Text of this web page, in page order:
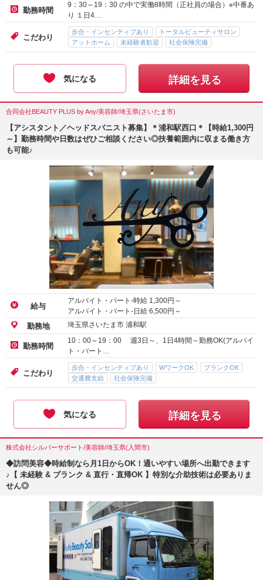
勤務時間
9：30～19：30 の中で実働8時間（正社員の場合）※中番あ
り １日4…
こだわり
歩合・インセンティブあり
トータルビューティサロン
アットホーム
未経験者歓迎 社会保険完備
気になる 詳細を見る
合同会社BEAUTY PLUS by Any/美容師/埼玉県(さいたま市)
【アシスタント／ヘッドスパニスト募集】＊浦和駅西口＊【時給1,300円
～】勤務時間や日数はぜひご相談ください◎扶養範囲内に収まる働き方
も可能♪
給与
アルバイト・パート-時給 1,300円～
アルバイト・パート-日給 6,500円～
勤務地 埼玉県さいたま市 浦和駅
勤務時間
10：00～19：00 週3日～、1日4時間～勤務OK(アルバイ
ト・パート…
こだわり
歩合・インセンティブあり WワークOK
ブランクOK
交通費支給
社会保険完備
気になる 詳細を見る
株式会社シルバーサポート/美容師/埼玉県(入間市)
◆訪問美容◆時給制なら月1日からOK！通いやすい場所へ出勤できます
♪【 未経験 & ブランク & 直行・直帰OK 】特別な介助技術は必要ありま
せん◎